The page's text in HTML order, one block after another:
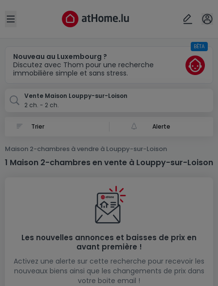
Open sidebar
Nouveau au Luxembourg ?
Discutez avec Thom pour une recherche
immobilière simple et sans stress.
BÊTA
Vente Maison Louppy-sur-Loison
2 ch. - 2 ch.
Alerte
Maison 2-chambres à vendre à Louppy-sur-Loison
1 Maison 2-chambres en vente à Louppy-sur-Loison
Les nouvelles annonces et baisses de prix en
avant première !
Activez une alerte sur cette recherche pour recevoir les
nouveaux biens ainsi que les changements de prix dans
votre boite email !
Localité(s)
Annuler OK